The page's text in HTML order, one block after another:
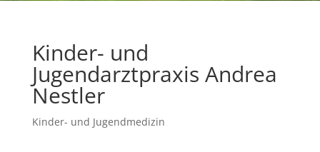
Kinder- und
Jugendarztpraxis Andrea
Nestler
Kinder- und Jugendmedizin